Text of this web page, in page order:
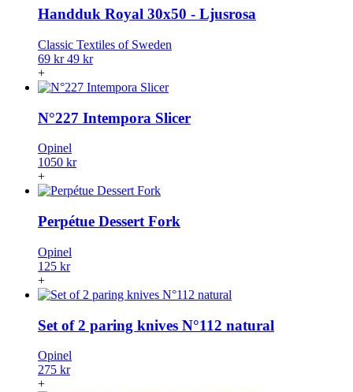
Handduk Royal 30x50 - Ljusrosa
Classic Textiles of Sweden
69 kr49 kr
+
N°227 Intempora Slicer
Opinel
1050 kr
+
Perpétue Dessert Fork
Opinel
125 kr
+
Set of 2 paring knives N°112 natural
Opinel
275 kr
+